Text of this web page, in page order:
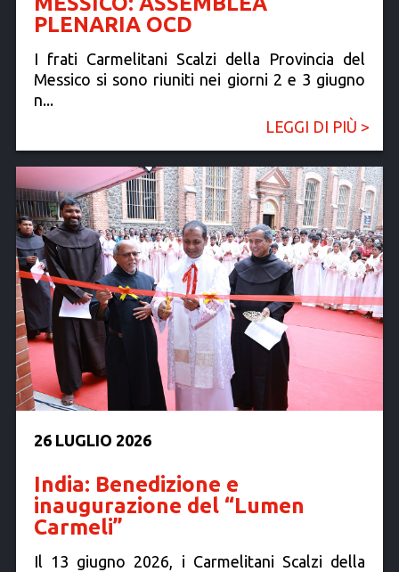
PLENARIA OCD
I frati Carmelitani Scalzi della Provincia del
Messico si sono riuniti nei giorni 2 e 3 giugno
n...
LEGGI DI PIÙ >
26 LUGLIO 2026
India: Benedizione e
inaugurazione del “Lumen
Carmeli”
Il 13 giugno 2026, i Carmelitani Scalzi della